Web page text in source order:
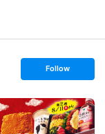
s
t
o
l
l
o
w
Follow